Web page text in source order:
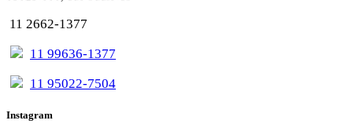
11 2662-1377
11 99636-1377
11 95022-7504
Instagram